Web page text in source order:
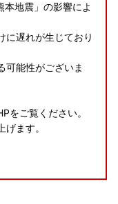
地震」の影響によ
に遅れが生じており
可能性がございま
をご覧ください。
ます。